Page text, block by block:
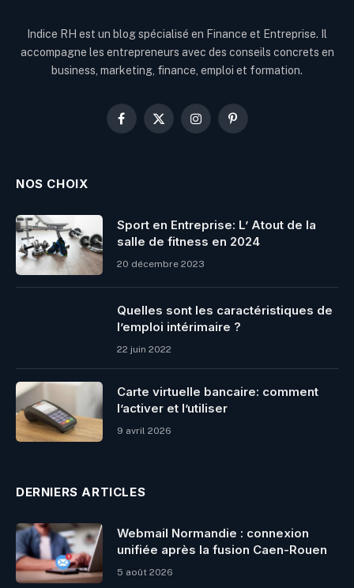
Indice RH est un blog spécialisé en Finance et Entreprise. Il
accompagne les entrepreneurs avec des conseils concrets en
business, marketing, finance, emploi et formation.
Facebook
X
InstagramPinterest
NOS CHOIX
Sport en Entreprise: L’ Atout de la
salle de fitness en 2024
20 décembre 2023
Quelles sont les caractéristiques de
l’emploi intérimaire ?
22 juin 2022
Carte virtuelle bancaire: comment
l’activer et l’utiliser
9 avril 2026
DERNIERS ARTICLES
Webmail Normandie : connexion
unifiée après la fusion Caen-Rouen
5 août 2026